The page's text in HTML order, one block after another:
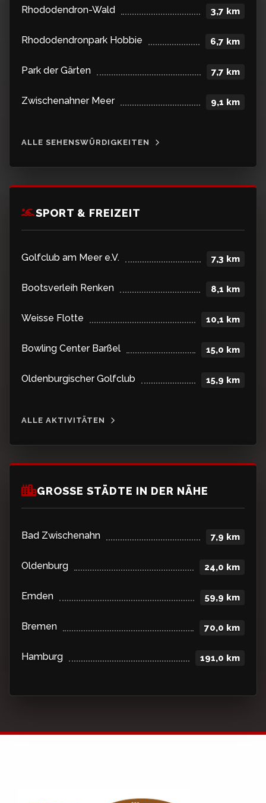
Rhododendron-Wald 3,7 km
Rhododendronpark Hobbie 6,7 km
Park der Gärten 7,7 km
Zwischenahner Meer 9,1 km
ALLE SEHENSWÜRDIGKEITEN
SPORT & FREIZEIT
Golfclub am Meer e.V. 7,3 km
Bootsverleih Renken 8,1 km
Weisse Flotte 10,1 km
Bowling Center Barßel 15,0 km
Oldenburgischer Golfclub 15,9 km
ALLE AKTIVITÄTEN
GROSSE STÄDTE IN DER NÄHE
Bad Zwischenahn 7,9 km
Oldenburg 24,0 km
Emden 59,9 km
Bremen 70,0 km
Hamburg 191,0 km